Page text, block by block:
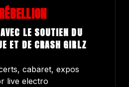
LE SOUTIEN DU
ET DE CRASH GIRLZ
cabaret, expos
live electro